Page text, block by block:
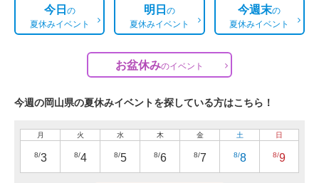
今日の
夏休みイベント
明日の
夏休みイベント
今週末の
夏休みイベント
お盆休みのイベント
今週の岡山県の夏休みイベントを探している方はこちら！
月
8/3
火
8/4
水
8/5
木
8/6
金
8/7
土
8/8
日
8/9